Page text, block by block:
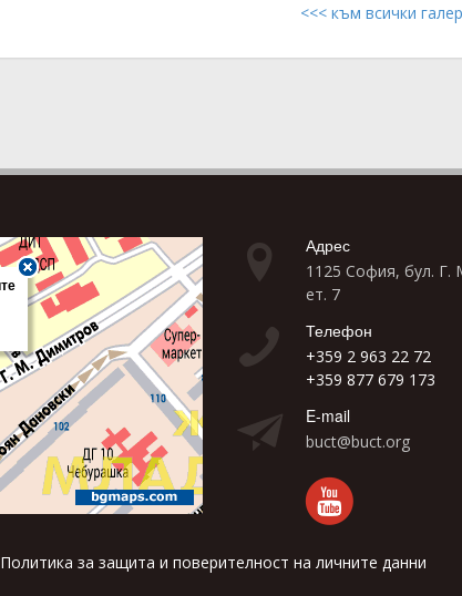
<<< към всички
Адрес
1125 София, бул. Г.
ет. 7
Телефон
+359 2 963 22 72
+359 877 679 173
E-mail
buct@buct.org
Политика за защита и поверителност на личните данни